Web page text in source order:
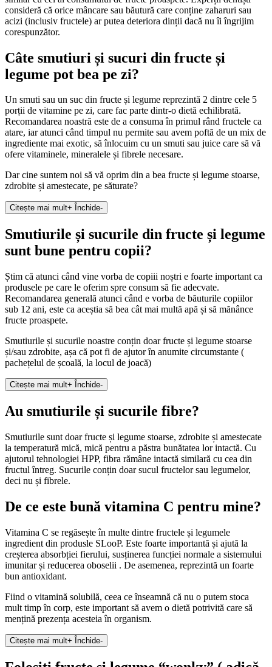
consideră că orice mâncare sau băutură care conține zaharuri sau
acizi (inclusiv fructele) ar putea deteriora dinții dacă nu îi îngrijim
corespunzător.
Câte smutiuri și sucuri din fructe și
legume pot bea pe zi?
Un smuti sau un suc din fructe și legume reprezintă 2 dintre cele 5
porții de vitamine pe zi, care fac parte dintr-o dietă echilibrată.
Recomandarea noastră este de a consuma în primul rând fructele ca
atare, iar atunci când timpul nu permite sau avem poftă de un mix de
ingrediente mai exotic, să înlocuim cu un smuti sau juice care să vă
ofere vitaminele, mineralele și fibrele necesare.
Dar cine suntem noi să vă oprim din a bea fructe și legume stoarse,
zdrobite și amestecate, pe săturate?
Citește mai mult+ Închide-
Smutiurile și sucurile din fructe și legume
sunt bune pentru copii?
Știm că atunci când vine vorba de copiii noștri e foarte important ca
produsele pe care le oferim spre consum să fie adecvate.
Recomandarea generală atunci când e vorba de băuturile copiilor
sub 12 ani, este ca aceștia să bea cât mai multă apă și să mănânce
fructe proaspete.
Smutiurile și sucurile noastre conțin doar fructe și legume stoarse
și/sau zdrobite, așa că pot fi de ajutor în anumite circumstante (
pachețelul de școală, la locul de joacă)
Citește mai mult+ Închide-
Au smutiurile și sucurile fibre?
Smutiurile sunt doar fructe și legume stoarse, zdrobite și amestecate
la temperatură mică, mică pentru a păstra bunătatea lor intactă. Cu
ajutorul tehnologiei HPP, fibra rămâne intactă similară cu cea din
fructul întreg. Sucurile conțin doar sucul fructelor sau legumelor,
deci nu și fibrele.
De ce este bună vitamina C pentru mine?
Vitamina C se regăsește în multe dintre fructele și legumele
ingredient din produsle SLooP. Este foarte importantă și ajută la
creșterea absorbției fierului, susținerea funcției normale a sistemului
imunitar și reducerea oboselii . De asemenea, reprezintă un foarte
bun antioxidant.
Fiind o vitamină solubilă, ceea ce înseamnă că nu o putem stoca
mult timp în corp, este important să avem o dietă potrivită care să
mențină prezența acesteia în organism.
Citește mai mult+ Închide-